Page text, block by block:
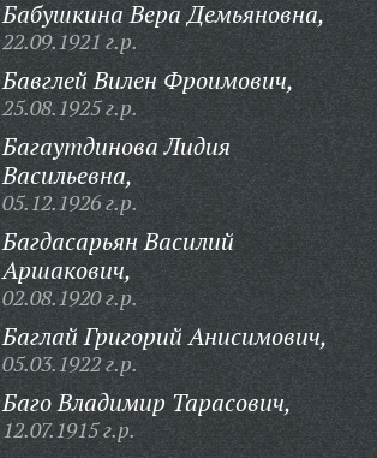
Бабушкина Вера Демьяновна,
22.09.1921 г.р.
Бавглей Вилен Фроимович,
25.08.1925 г.р.
Багаутдинова Лидия
Васильевна,
05.12.1926 г.р.
Багдасарьян Василий
Аршакович,
02.08.1920 г.р.
Баглай Григорий Анисимович,
05.03.1922 г.р.
Баго Владимир Тарасович,
12.07.1915 г.р.